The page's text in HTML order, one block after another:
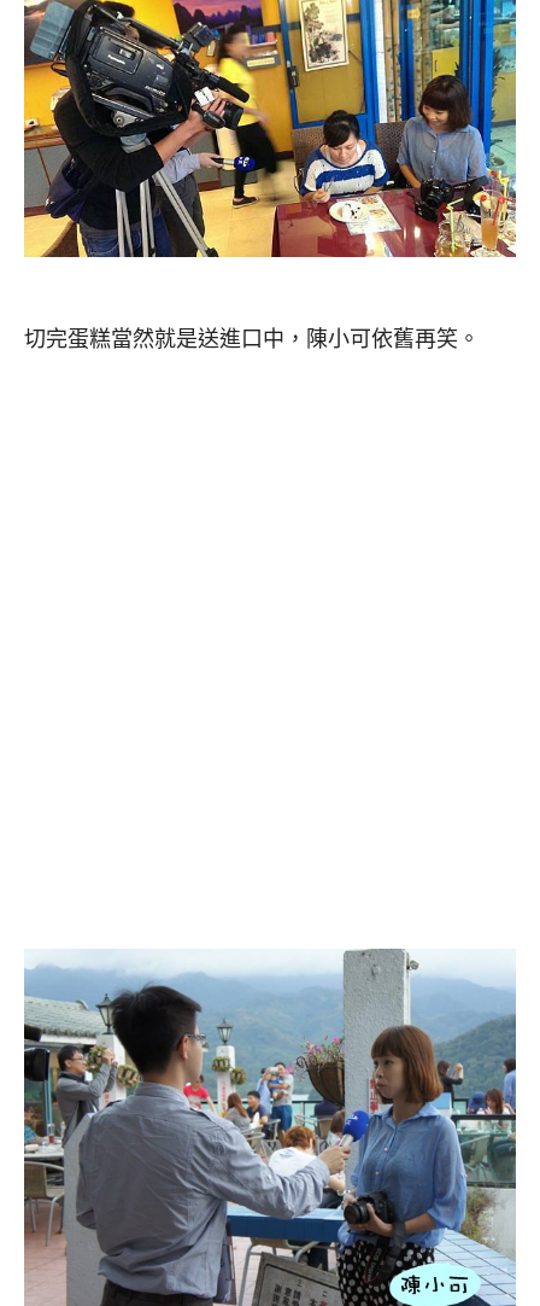
切完蛋糕當然就是送進口中，陳小可依舊再笑。